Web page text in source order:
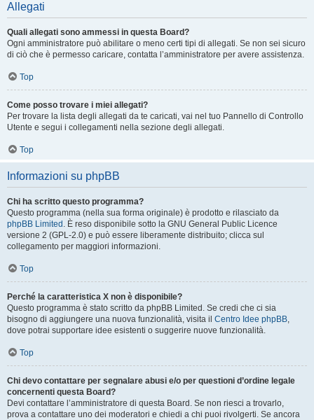
Allegati
Quali allegati sono ammessi in questa Board?
Ogni amministratore può abilitare o meno certi tipi di allegati. Se non sei sicuro
di ciò che è permesso caricare, contatta l’amministratore per avere assistenza.
Top
Come posso trovare i miei allegati?
Per trovare la lista degli allegati da te caricati, vai nel tuo Pannello di Controllo
Utente e segui i collegamenti nella sezione degli allegati.
Top
Informazioni su phpBB
Chi ha scritto questo programma?
Questo programma (nella sua forma originale) è prodotto e rilasciato da
phpBB Limited . È reso disponibile sotto la GNU General Public Licence
versione 2 (GPL-2.0) e può essere liberamente distribuito; clicca sul
collegamento per maggiori informazioni.
Top
Perché la caratteristica X non è disponibile?
Questo programma è stato scritto da phpBB Limited. Se credi che ci sia
bisogno di aggiungere una nuova funzionalità, visita il Centro Idee phpBB,
dove potrai supportare idee esistenti o suggerire nuove funzionalità.
Top
Chi devo contattare per segnalare abusi e/o per questioni d’ordine legale
concernenti questa Board?
Devi contattare l’amministratore di questa Board. Se non riesci a trovarlo,
prova a contattare uno dei moderatori e chiedi a chi puoi rivolgerti. Se ancora